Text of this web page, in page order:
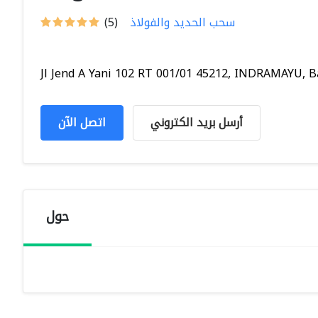
(5) سحب الحديد والفولاذ
Jl Jend A Yani 102 RT 001/01 45212, INDRAMAYU,
اتصل الآن أرسل بريد الكتروني
حول